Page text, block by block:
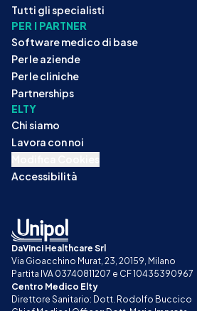
Tutti gli specialisti
PER I PARTNER
Software medico di base
Per le aziende
Per le cliniche
Partnerships
ELTY
Chi siamo
Lavora con noi
Accessibilità
DaVinci Healthcare Srl
Via Gioacchino Murat, 23, 20159, Milano
Partita IVA 03740811207 e CF 10435390967
Centro Medico Elty
Direttore Sanitario: Dott. Rodolfo Buccico